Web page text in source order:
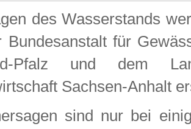
des Wasserstands
Bundesanstalt für
Pfalz und dem
Sachsen-Anhalt
sind nur bei